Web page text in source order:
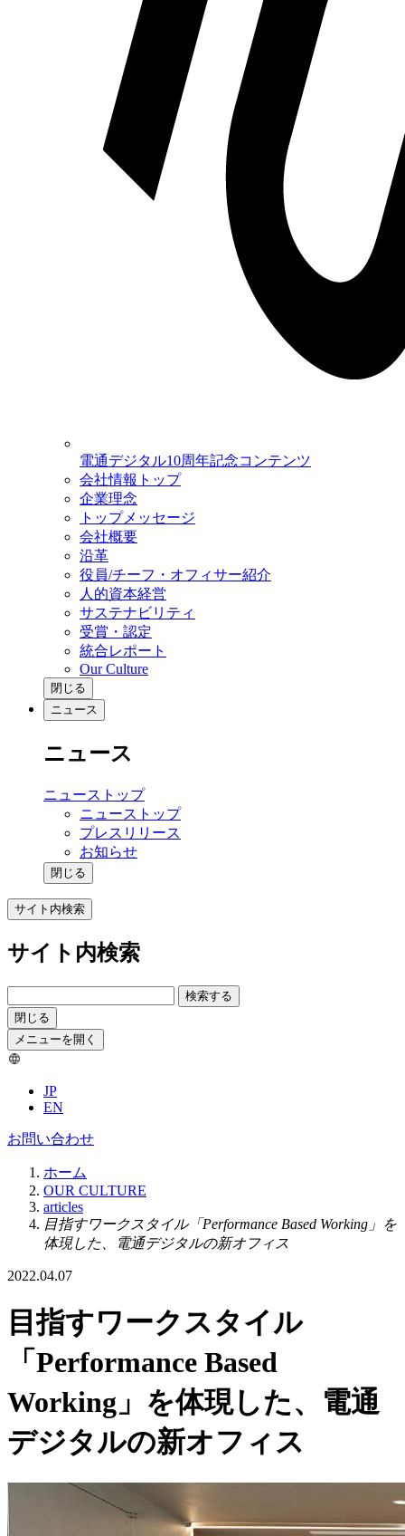
電通デジタル10周年記念コンテンツ
会社情報トップ
企業理念
トップメッセージ
会社概要
沿革
役員/チーフ・オフィサー紹介
人的資本経営
サステナビリティ
受賞・認定
統合レポート
Our Culture
閉じる
ニュース
ニュース
ニューストップ
ニューストップ
プレスリリース
お知らせ
閉じる
サイト内検索
サイト内検索
検索する
閉じる
メニューを開く
JP
EN
お問い合わせ
ホーム
OUR CULTURE
articles
目指すワークスタイル「Performance Based Working」を
体現した、電通デジタルの新オフィス
2022.04.07
目指すワークスタイル
「Performance Based
Working」を体現した、電通
デジタルの新オフィス